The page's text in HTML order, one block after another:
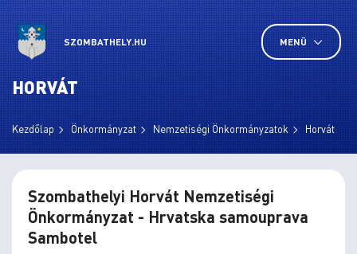
SZOMBATHELY.HU MENÜ
HORVÁT
Kezdőlap Önkormányzat Nemzetiségi Önkormányzatok Horvát
Szombathelyi Horvát Nemzetiségi
Önkormányzat - Hrvatska samouprava
Sambotel